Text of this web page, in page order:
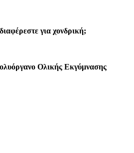
για χονδρική;
Ολικής Εκγύμνασης